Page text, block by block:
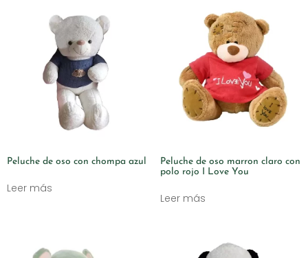
Peluche de oso con chompa azul
Leer más
Peluche de oso marron claro con
polo rojo I Love You
Leer más